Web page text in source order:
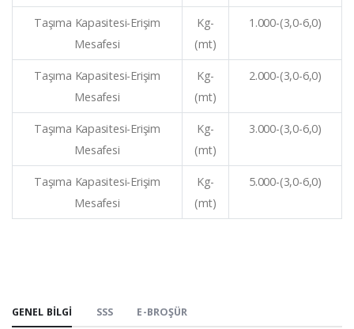
Taşıma Kapasitesi-Erişim
Mesafesi
Kg-
(mt)
1.000-(3,0-6,0)
Taşıma Kapasitesi-Erişim
Mesafesi
Kg-
(mt)
2.000-(3,0-6,0)
Taşıma Kapasitesi-Erişim
Mesafesi
Kg-
(mt)
3.000-(3,0-6,0)
Taşıma Kapasitesi-Erişim
Mesafesi
Kg-
(mt)
5.000-(3,0-6,0)
GENEL BILGI SSS E-BROŞÜR